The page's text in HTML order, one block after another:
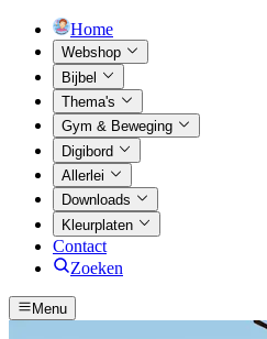
Home
Webshop
Bijbel
Thema's
Gym & Beweging
Digibord
Allerlei
Downloads
Kleurplaten
Contact
Zoeken
Menu